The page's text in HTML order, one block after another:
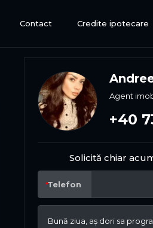
Contact Credite ipotecare
Agent
+40
Solicită chiar
Telefon